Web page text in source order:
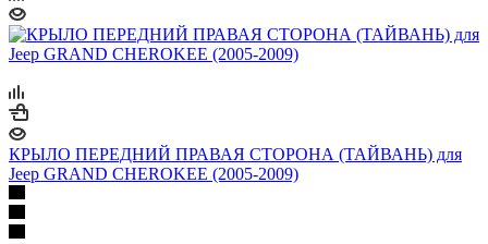
КРЫЛО ПЕРЕДНИЙ ПРАВАЯ СТОРОНА (ТАЙВАНЬ) для
Jeep GRAND CHEROKEE (2005-2009)